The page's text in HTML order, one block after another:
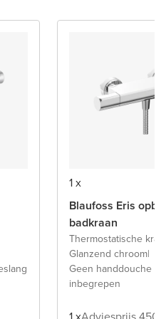
1 x
Blaufoss Eris
badkraan
Thermostatische
Glanzend chroom|
Geen handdouche
inbegrepen